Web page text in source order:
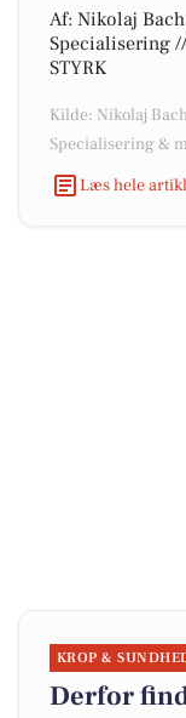
Af: Nikolaj
Specialisering
STYRK
Kilde: Nikolaj
Specialisering &
Læs hele
KROP &
Derfor